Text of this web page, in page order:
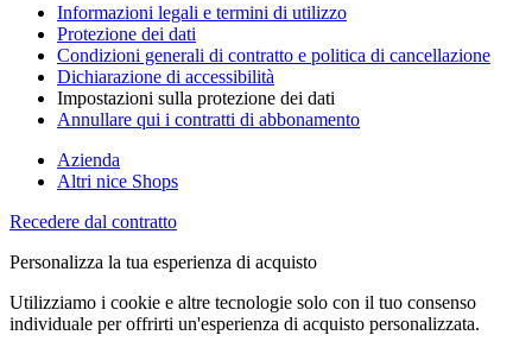
Informazioni legali e termini di utilizzo
Protezione dei dati
Condizioni generali di contratto e politica di cancellazione
Dichiarazione di accessibilità
Impostazioni sulla protezione dei dati
Annullare qui i contratti di abbonamento
Azienda
Altri nice Shops
Recedere dal contratto
Personalizza la tua esperienza di acquisto
Utilizziamo i cookie e altre tecnologie solo con il tuo consenso
individuale per offrirti un'esperienza di acquisto personalizzata.